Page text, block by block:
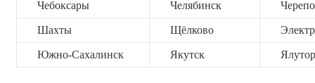
Чебоксары Челябинск
Шахты Щёлково
Южно-Сахалинск Якутск